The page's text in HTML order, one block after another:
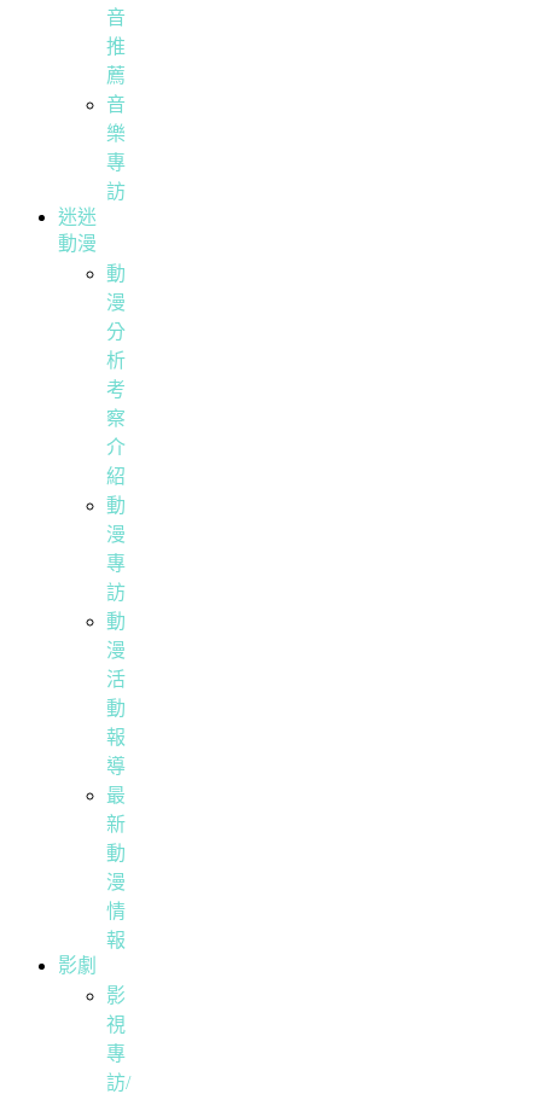
音
推
薦
音
樂
專
訪
迷迷
動漫
動
漫
分
析
考
察
介
紹
動
漫
專
訪
動
漫
活
動
報
導
最
新
動
漫
情
報
影劇
影
視
專
訪/